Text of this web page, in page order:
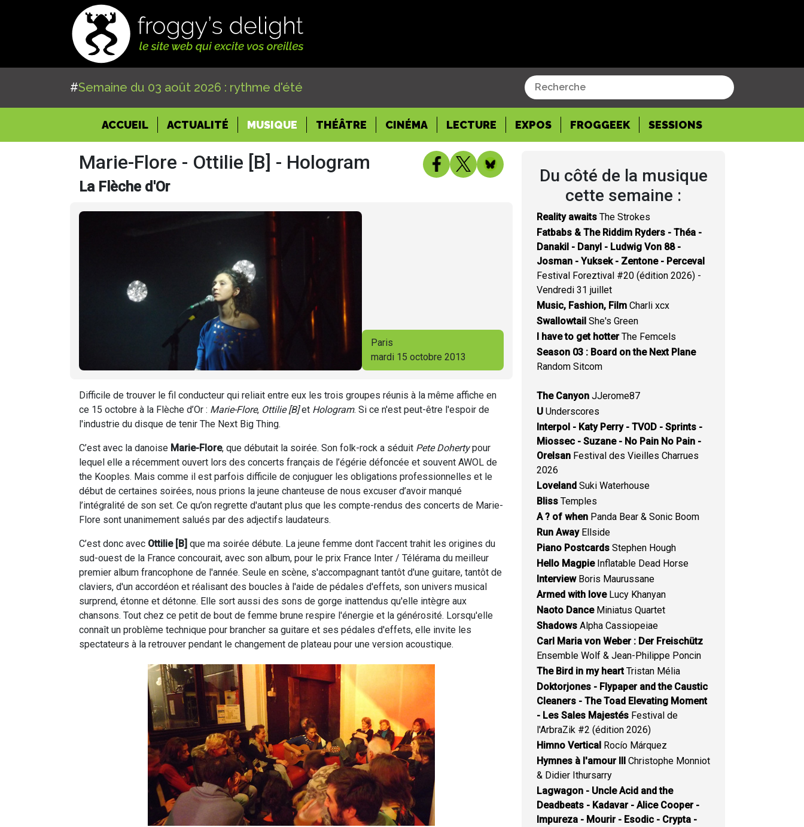
#Semaine du 03 août 2026 : rythme d'été
ACCUEIL(CURRENT)
ACTUALITÉ MUSIQUE THÉÂTRE CINÉMA LECTURE EXPOS FROGGEEK SESSIONS
Marie-Flore - Ottilie [B] - Hologram
La Flèche d'Or
Paris
mardi 15 octobre 2013
Difficile de trouver le fil conducteur qui reliait entre eux les trois groupes réunis à la même affiche en
ce 15 octobre à la Flèche d’Or : Marie-Flore, Ottilie [B]et Hologram. Si ce n'est peut-être l'espoir de
l'industrie du disque de tenir The Next Big Thing.
C’est avec la danoise Marie-Flore, que débutait la soirée. Son folk-rock a séduit Pete Dohertypour
lequel elle a récemment ouvert lors des concerts français de l’égérie défoncée et souvent AWOL de
the Kooples. Mais comme il est parfois difficile de conjuguer les obligations professionnelles et le
début de certaines soirées, nous prions la jeune chanteuse de nous excuser d’avoir manqué
l’intégralité de son set. Ce qu’on regrette d'autant plus que les compte-rendus des concerts de Marie-
Flore sont unanimement salués par des adjectifs laudateurs.
C’est donc avec Ottilie [B] que ma soirée débute. La jeune femme dont l'accent trahit les origines du
sud-ouest de la France concourait, avec son album, pour le prix France Inter / Télérama du meilleur
premier album francophone de l'année. Seule en scène, s'accompagnant tantôt d'une guitare, tantôt de
claviers, d'un accordéon et réalisant des boucles à l'aide de pédales d'effets, son univers musical
surprend, étonne et détonne. Elle sort aussi des sons de gorge inattendus qu'elle intègre aux
chansons. Tout chez ce petit de bout de femme brune respire l'énergie et la générosité. Lorsqu'elle
connaît un problème technique pour brancher sa guitare et ses pédales d'effets, elle invite les
spectateurs à la retrouver pendant le changement de plateau pour une version acoustique.
Du côté de la musique
cette semaine :
Reality awaits The Strokes
Fatbabs & The Riddim Ryders - Théa -
Danakil - Danyl - Ludwig Von 88 -
Josman - Yuksek - Zentone - Perceval
Festival Foreztival #20 (édition 2026) -
Vendredi 31 juillet
Music, Fashion, Film Charli xcx
Swallowtail She's Green
I have to get hotterThe Femcels
Season 03 : Board on the Next Plane
Random Sitcom
The Canyon JJerome87
U Underscores
Interpol - Katy Perry - TVOD - Sprints -
Miossec - Suzane - No Pain No Pain -
Orelsan Festival des Vieilles Charrues
2026
Loveland Suki Waterhouse
Bliss Temples
A ? of when Panda Bear & Sonic Boom
Run AwayEllside
Piano Postcards Stephen Hough
Hello MagpieInflatable Dead Horse
InterviewBoris Maurussane
Armed with loveLucy Khanyan
Naoto DanceMiniatus Quartet
Shadows Alpha Cassiopeiae
Carl Maria von Weber : Der Freischütz
Ensemble Wolf & Jean-Philippe Poncin
The Bird in my heartTristan Mélia
Doktorjones - Flypaper and the Caustic
Cleaners - The Toad Elevating Moment
- Les Sales Majestés Festival de
l'ArbraZik #2 (édition 2026)
Himno Vertical Rocío Márquez
Hymnes à l'amour III Christophe Monniot
& Didier Ithursarry
Lagwagon - Uncle Acid and the
Deadbeats - Kadavar - Alice Cooper -
Impureza - Mourir - Esodic - Crypta -